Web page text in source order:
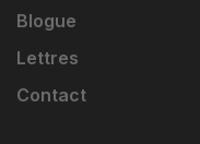
Blogue
Lettres
Contact